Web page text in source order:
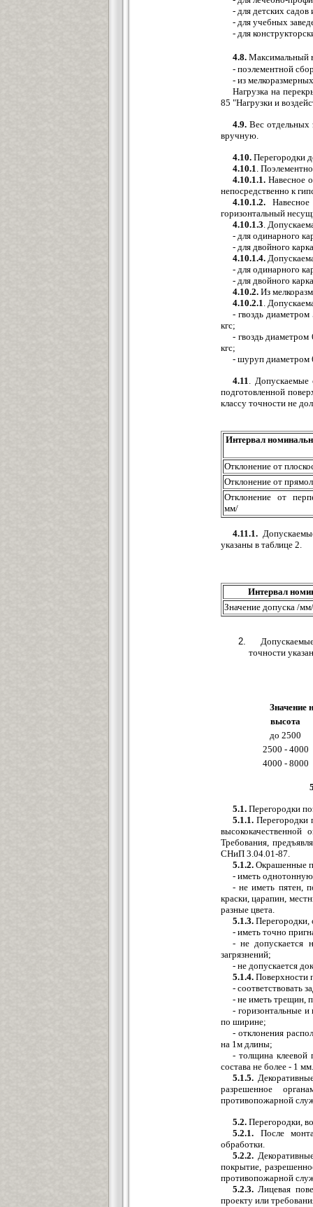
- для детских
- для учебных
- для
4.8. Максимальный
- поэлементной
- из
Нагрузка на
85 "Нагрузки и
4.9. Вес отдельных
вручную.
4.10. Перегородки
4.10.1 .
4.10.1.1. Навесное
непосредственно к
4.10.1.2.
горизонтальный
4.10.1.3 .
- для одинарного
- для двойного
4.10.1.4.
- для одинарного
- для двойного
4.10.2. Из
4.10.2.1 .
- гвоздь
кгс;
- гвоздь
кгс;
- шуруп диаметром
4.11
.
подготовленной
классу точности не
Интервал
Отклонение от
Отклонение от
Отклонение от
мм/
4.11.1.
указаны в таблице 2.
Интервал
Значение допуска /мм/
точности
Значение
высота
до 2500
2500 - 4000
4000 - 8000
5.1. Перегородки
5.1.1. Перегородки
высококачественной
Требования,
СНиП 3.04.01-87.
5.1.2. Окрашенные
- иметь
- не иметь пятен,
краски, царапин,
разные цвета.
5.1.3.
- иметь точно
- не допускается
загрязнений;
- не допускается
5.1.4. Поверхности
- соответствовать
- не иметь трещин,
- горизонтальные
по ширине;
- отклонения
на 1м длины;
- толщина клеевой
состава не более - 1 мм.
5.1.5.
разрешенное
противопожарной
5.2. Перегородки,
5.2.1. После
обработки.
5.2.2.
покрытие,
противопожарной
5.2.3. Лицевая
проекту или